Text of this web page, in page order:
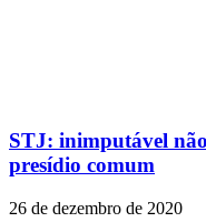
STJ: inimputável
presídio comum
26 de dezembro de 2020